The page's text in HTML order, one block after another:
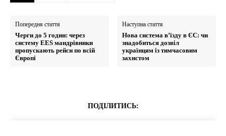
Попередня стаття
Черги до 5 годин: через
систему EES мандрівники
пропускають рейси по всій
Європі
Наступна стаття
Нова система в’їзду в ЄС: чи
знадобиться дозвіл
українцям із тимчасовим
захистом
ПОДІЛИТИСЬ: